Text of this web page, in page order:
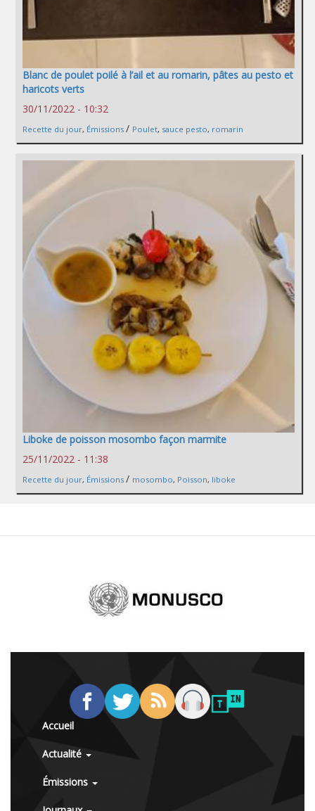
Blanc de poulet poilé à l’ail et au romarin, pâtes au pesto et
haricots verts
30/11/2022 - 10:32
Recette du jour, Émissions / Poulet, sauce pesto, romarin
Liboke de poisson mosombo façon marmite
25/11/2022 - 11:38
Recette du jour, Émissions / mosombo, Poisson, liboke
Accueil
Actualité
Émissions